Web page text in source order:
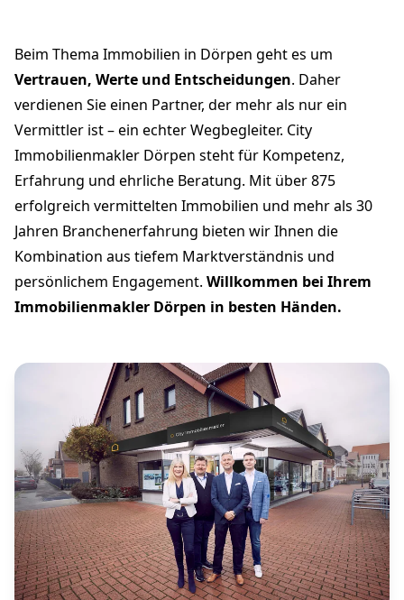
Beim Thema Immobilien in Dörpen geht es um
Vertrauen, Werte und Entscheidungen. Daher
verdienen Sie einen Partner, der mehr als nur ein
Vermittler ist – ein echter Wegbegleiter. City
Immobilienmakler Dörpen steht für Kompetenz,
Erfahrung und ehrliche Beratung. Mit über 875
erfolgreich vermittelten Immobilien und mehr als 30
Jahren Branchenerfahrung bieten wir Ihnen die
Kombination aus tiefem Marktverständnis und
persönlichem Engagement. Willkommen bei Ihrem
Immobilienmakler Dörpen in besten Händen.